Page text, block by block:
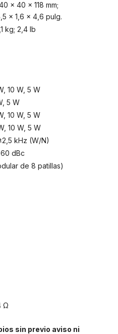
× 40 × 118 mm;
× 1,6 × 4,6 pulg.
kg; 2,4 lb
10 W, 5 W
5 W
10 W, 5 W
10 W, 5 W
kHz (W/N)
dBc
de 8 patillas)
Ω
sin previo aviso ni